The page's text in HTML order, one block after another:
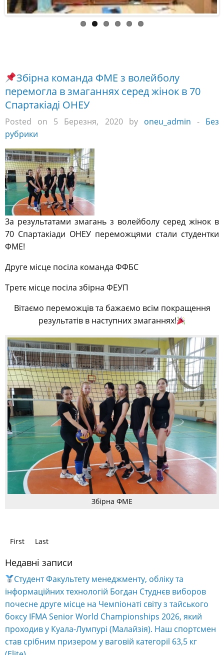
Спартакіаді ОНЕУ
Posted on 5 Березня, 2020 byoneu_admin-
рубрики
За результатами змагань з волейболу серед жінок в
70 Спартакіади ОНЕУ переможцями стали студентки
ФМЕ!
Друге місце посіла команда ФФБС
результатів в наступних змаганнях!
Збірна ФМЕ
Студент Факультету менеджменту, обліку та
інформаційних технологій Богдан Студнєв виборов
почесне друге місце на Чемпіонаті світу з тайського
боксу IFMA Senior World Championships 2026, який
проходив у Куала-Лумпурі (Малайзія). Наш спортсмен
став срібним призером у ваговій категорії 63,5 кг
(Elite).
На базі Бізнес-тренінг-центру ОНЕУ успішно
завершилося навчання за програмою «Енергетичний